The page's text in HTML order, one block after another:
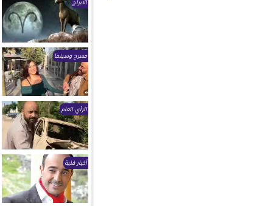
الابراج
مسرح وسينما
الرأي العام
أخبار فنية